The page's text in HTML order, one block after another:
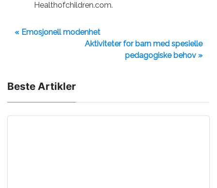
Healthofchildren.com.
« Emosjonell modenhet
Aktiviteter for barn med spesielle
pedagogiske behov »
Beste Artikler